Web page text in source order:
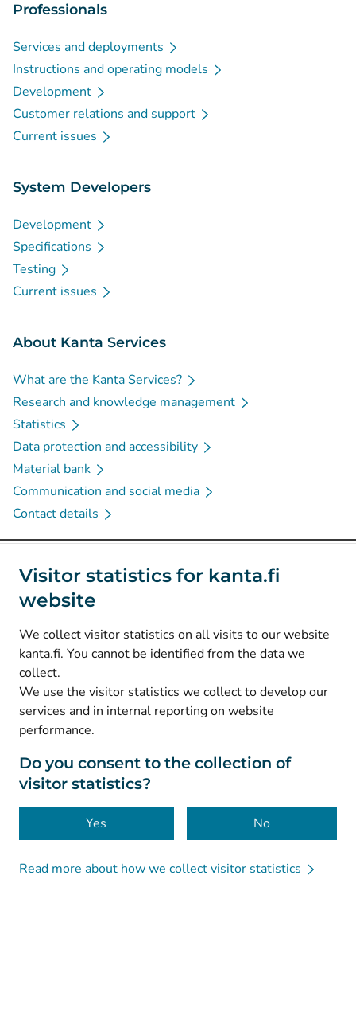
Visitor statistics for kanta.fi
website
We collect visitor statistics on all visits to our website
kanta.fi. You cannot be identified from the data we
collect.
We use the visitor statistics we collect to develop our
services and in internal reporting on website
performance.
Do you consent to the collection of
visitor statistics?
Yes No
Read more about how we collect visitor statistics
Professionals
Services and deployments
Instructions and operating models
Development
Customer relations and support
Current issues
System Developers
Development
Specifications
Testing
Current issues
About Kanta Services
What are the Kanta Services?
Research and knowledge management
Statistics
Data protection and accessibility
Material bank
Communication and social media
Contact details
Social media
Instagram(Avautuu uuteen välilehteen
Facebook (Avautuu uuteen välilehteen
© Kanta-Palvelut, Kansaneläkelaitos
Data protection
About this website
Accessibility
Cookies